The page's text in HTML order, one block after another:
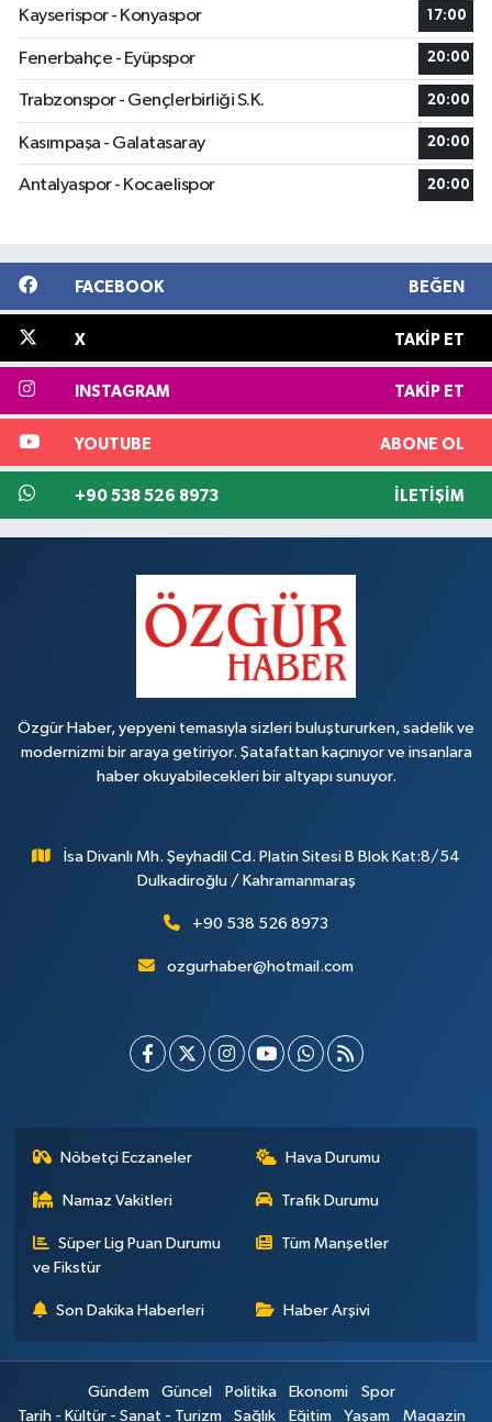
Kayserispor - Konyaspor
17:00
Fenerbahçe - Eyüpspor 20:00
Trabzonspor - Gençlerbirliği S.K. 20:00
Kasımpaşa - Galatasaray 20:00
Antalyaspor - Kocaelispor 20:00
FACEBOOK BEĞEN
X TAKIP ET
INSTAGRAM TAKIP ET
YOUTUBE ABONE OL
+90 538 526 8973 İLETIŞIM
Özgür Haber, yepyeni temasıyla sizleri buluştururken, sadelik ve
modernizmi bir araya getiriyor. Şatafattan kaçınıyor ve insanlara
haber okuyabilecekleri bir altyapı sunuyor.
İsa Divanlı Mh. Şeyhadil Cd. Platin Sitesi B Blok Kat:8/54
Dulkadiroğlu / Kahramanmaraş
+90 538 526 8973
ozgurhaber@hotmail.com
Nöbetçi Eczaneler Hava Durumu
Namaz Vakitleri Trafik Durumu
Süper Lig Puan Durumu
ve Fikstür
Tüm Manşetler
Son Dakika Haberleri Haber Arşivi
Gündem Güncel Politika Ekonomi
Spor
Tarih - Kültür - Sanat - Turizm
Sağlık Eğitim Yaşam Magazin